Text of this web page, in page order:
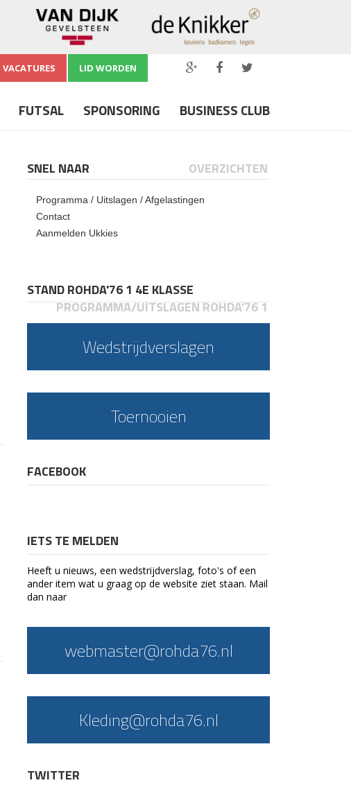
VACATURES LID WORDEN
FUTSAL SPONSORING BUSINESS CLUB
SNEL NAAR OVERZICHTEN
Programma / Uitslagen / Afgelastingen
Contact
Aanmelden Ukkies
STAND ROHDA'76 1 4E KLASSE
PROGRAMMA/UITSLAGEN ROHDA'76 1
Wedstrijdverslagen
Toernooien
FACEBOOK
IETS TE MELDEN
Heeft u nieuws, een wedstrijdverslag, foto's of een
ander item wat u graag op de website ziet staan. Mail
dan naar
webmaster@rohda76.nl
Kleding@rohda76.nl
TWITTER